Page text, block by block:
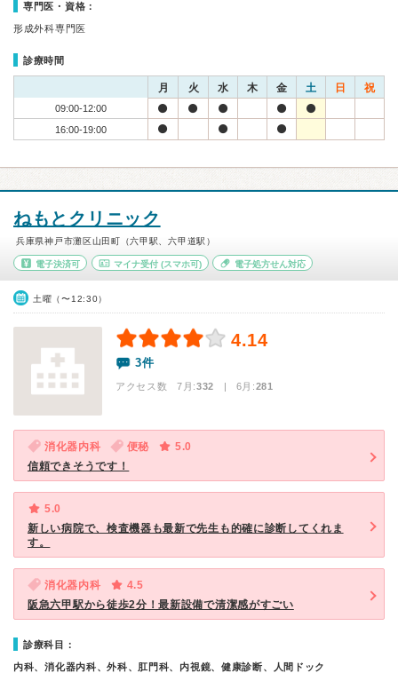
専門医・資格：
形成外科専門医
診療時間
月 火 水 木 金 土 日 祝
09:00-12:00
16:00-19:00
ねもとクリニック
兵庫県神戸市灘区山田町（六甲駅、六甲道駅）
電子決済可 マイナ受付(スマホ可) 電子処方せん対応
土曜（〜12:30）
4.14
3件
アクセス数 7月:332 | 6月:281
消化器内科 便秘
5.0
信頼できそうです！
5.0
新しい病院で、検査機器も最新で先生も的確に診断してくれま
す。
消化器内科
4.5
阪急六甲駅から徒歩2分！最新設備で清潔感がすごい
診療科目：
内科、消化器内科、外科、肛門科、内視鏡、健康診断、人間ドック